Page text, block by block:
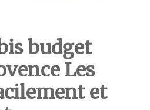
budget
Les
et